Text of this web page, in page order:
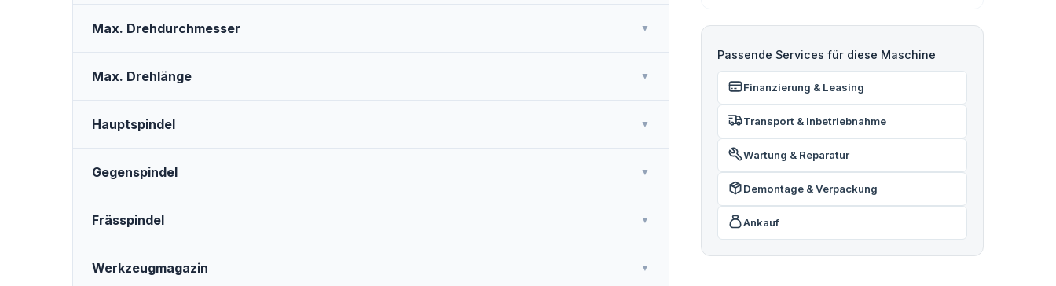
Max. Drehdurchmesser ▼
Max. Drehlänge ▼
Hauptspindel ▼
Gegenspindel ▼
Frässpindel ▼
Werkzeugmagazin ▼
Passende Services für diese Maschine
Finanzierung & Leasing
Transport & Inbetriebnahme
Wartung & Reparatur
Demontage & Verpackung
Ankauf